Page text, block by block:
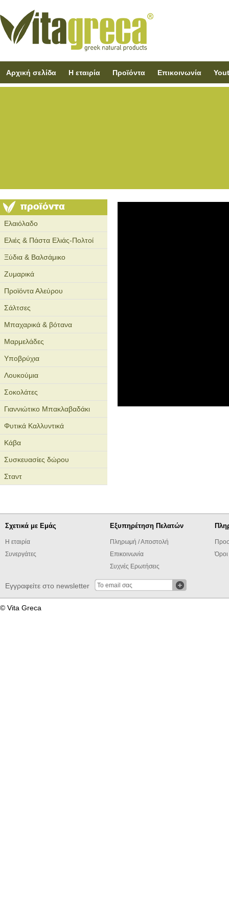
Αρχική σελίδα Η εταιρία Προϊόντα Επικοινωνία
Ελαιόλαδο
Ελιές & Πάστα Ελιάς-Πολτοί
Ξύδια & Βαλσάμικο
Ζυμαρικά
Προϊόντα Αλεύρου
Σάλτσες
Μπαχαρικά & βότανα
Μαρμελάδες
Υποβρύχια
Λουκούμια
Σοκολάτες
Γιαννιώτικο Μπακλαβαδάκι
Φυτικά Καλλυντικά
Κάβα
Συσκευασίες δώρου
Σταντ
Σχετικά με Εμάς
Η εταιρία
Συνεργάτες
Εξυπηρέτηση Πελατών
Πληρωμή / Αποστολή
Επικοινωνία
Συχνές Ερωτήσεις
Εγγραφείτε στο newsletter
© Vita Greca